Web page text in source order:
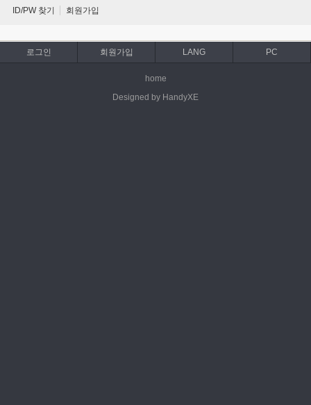
ID/PW 찾기 회원가입
로그인 회원가입 LANG PC
home
Designed by HandyXE